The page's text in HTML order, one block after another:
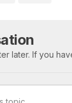
later. If you